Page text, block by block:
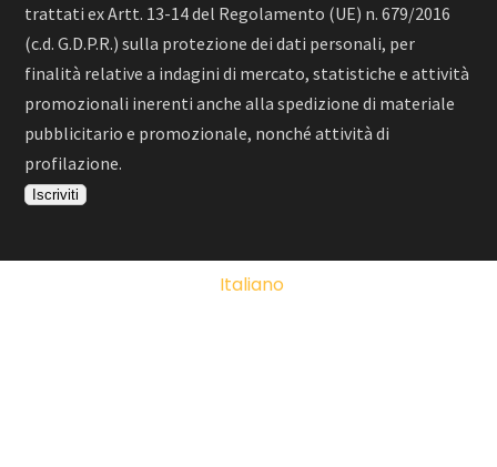
trattati ex Artt. 13-14 del Regolamento (UE) n. 679/2016
(c.d. G.D.P.R.) sulla protezione dei dati personali, per
finalità relative a indagini di mercato, statistiche e attività
promozionali inerenti anche alla spedizione di materiale
pubblicitario e promozionale, nonché attività di
profilazione.
Italiano